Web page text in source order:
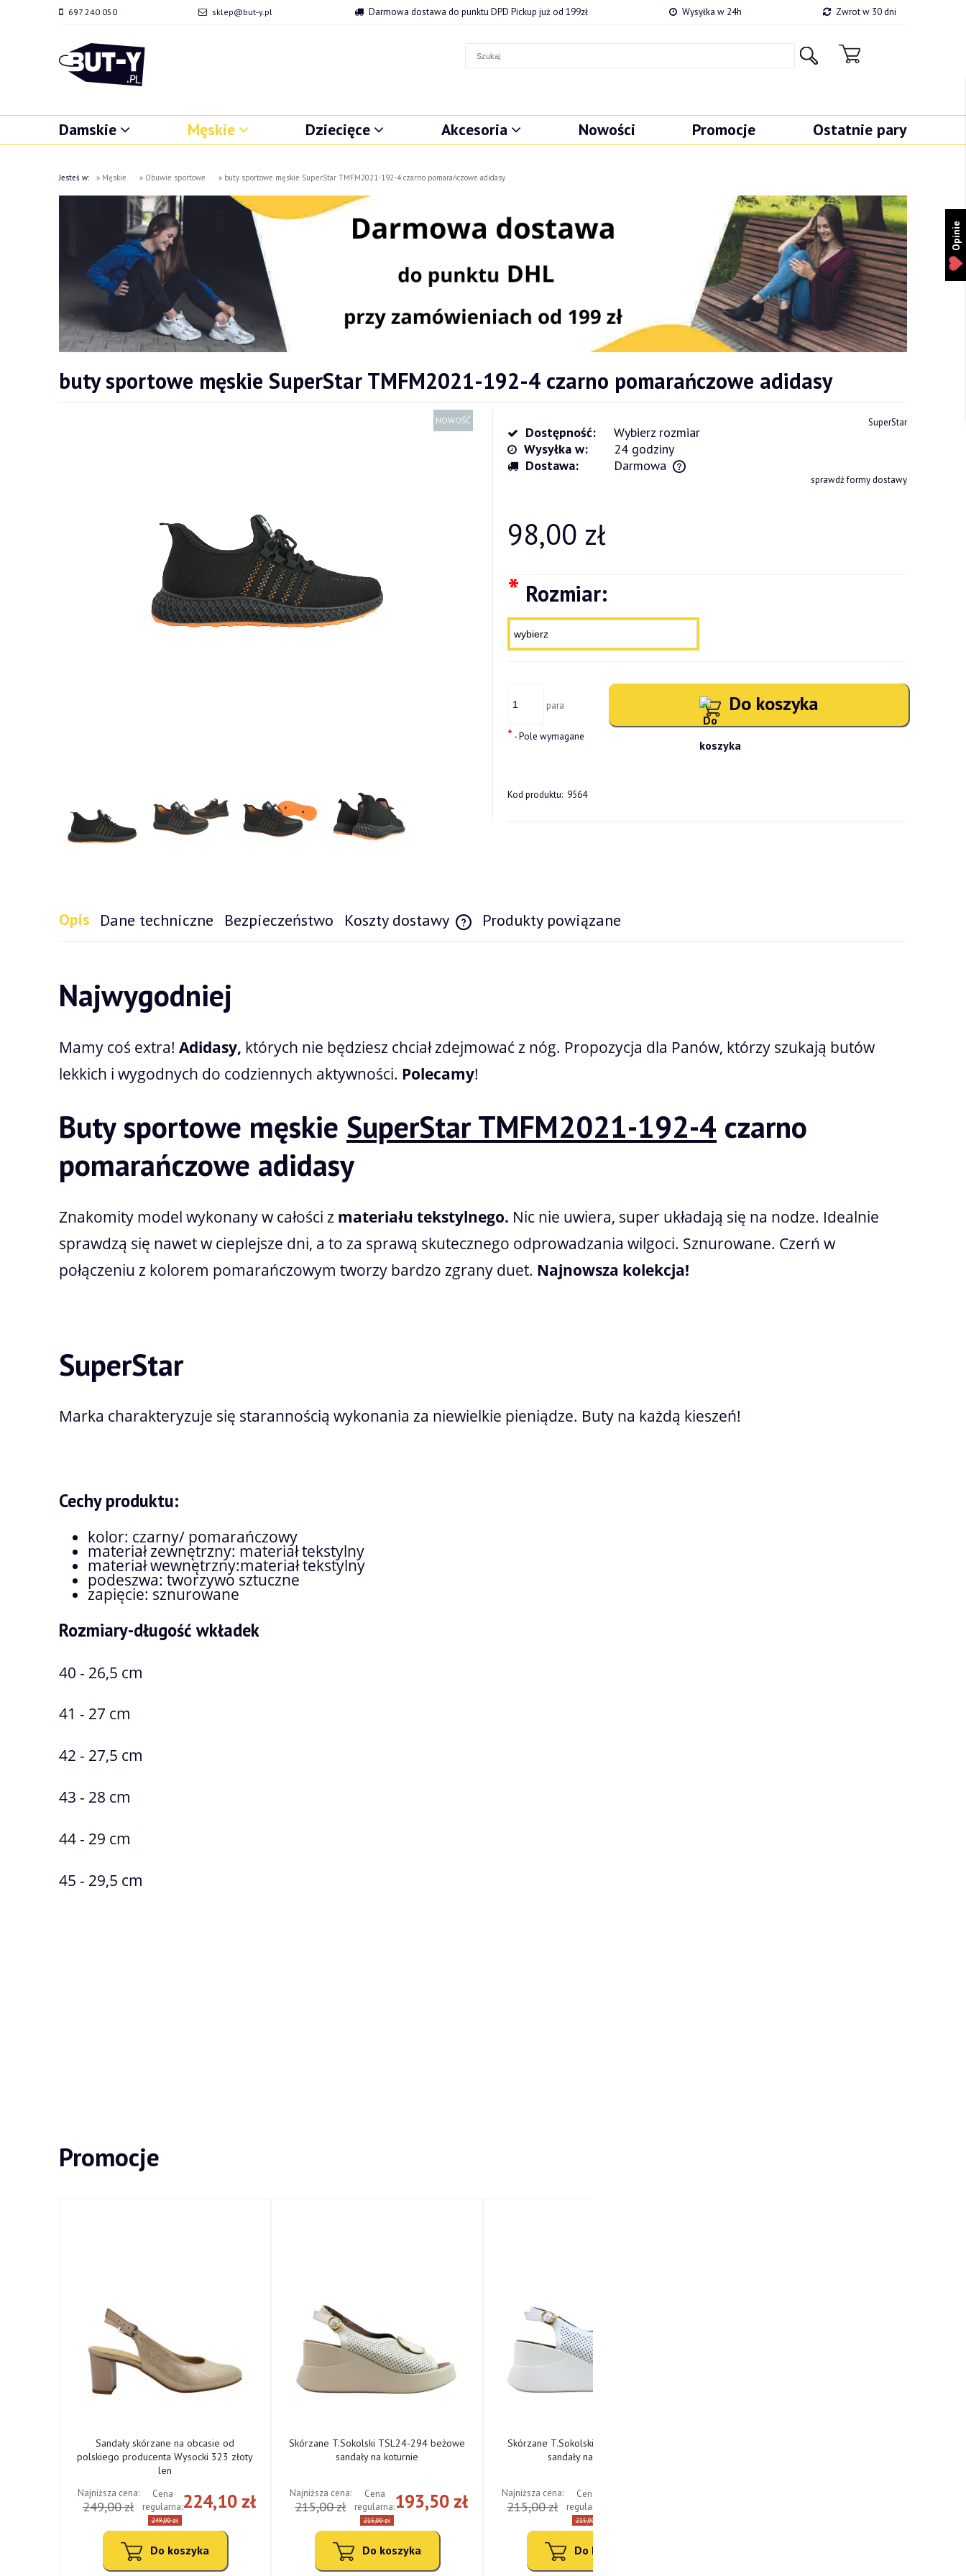
697 240 050 sklep@but-y.pl Darmowa dostawa do punktu DPD Pickup już od 199zł Wysyłka w 24h Zwrot w 30 dni
Damskie Męskie Dziecięce Akcesoria Nowości Promocje Ostatnie pary
Jesteś w: » Męskie » Obuwie sportowe » buty sportowe męskie SuperStar TMFM2021-192-4 czarno pomarańczowe adidasy
buty sportowe męskie SuperStar TMFM2021-192-4 czarno pomarańczowe adidasy
NOWOŚĆ
Dostępność:
Wybierz rozmiar
Wysyłka w:
24 godziny
Dostawa:
Darmowa
sprawdź formy dostawy
98,00 zł
* Rozmiar:
para Do koszyka
* - Pole wymagane
SuperStar
Kod produktu: 9564
Opis Dane techniczne Bezpieczeństwo Koszty dostawy Produkty powiązane
Najwygodniej
Mamy coś extra! Adidasy, których nie będziesz chciał zdejmować z nóg. Propozycja dla Panów, którzy szukają butów
lekkich i wygodnych do codziennych aktywności. Polecamy!
Buty sportowe męskie SuperStar TMFM2021-192-4 czarno
pomarańczowe adidasy
Znakomity model wykonany w całości z materiału tekstylnego. Nic nie uwiera, super układają się na nodze. Idealnie
sprawdzą się nawet w cieplejsze dni, a to za sprawą skutecznego odprowadzania wilgoci. Sznurowane. Czerń w
połączeniu z kolorem pomarańczowym tworzy bardzo zgrany duet. Najnowsza kolekcja!
SuperStar
Marka charakteryzuje się starannością wykonania za niewielkie pieniądze. Buty na każdą kieszeń!
Cechy produktu:
kolor: czarny/ pomarańczowy
materiał zewnętrzny: materiał tekstylny
materiał wewnętrzny:materiał tekstylny
podeszwa: tworzywo sztuczne
zapięcie: sznurowane
Rozmiary-długość wkładek
40 - 26,5 cm
41 - 27 cm
42 - 27,5 cm
43 - 28 cm
44 - 29 cm
45 - 29,5 cm
Promocje
Sandały skórzane na obcasie od
polskiego producenta Wysocki 323 złoty
len
224,10 zł
Cena
regularna:
249,00 zł
Najniższa cena:
249,00 zł
Do koszyka
Skórzane T.Sokolski TSL24-294 beżowe
sandały na koturnie
193,50 zł
Cena
regularna:
215,00 zł
Najniższa cena:
215,00 zł
Do koszyka
Skórzane T.Sokolski TSL24-294 białe
sandały na koturnie
Cena
regularna:
215,00 zł
Najniższa cena:
215,00 zł
Do koszyka
Opinie